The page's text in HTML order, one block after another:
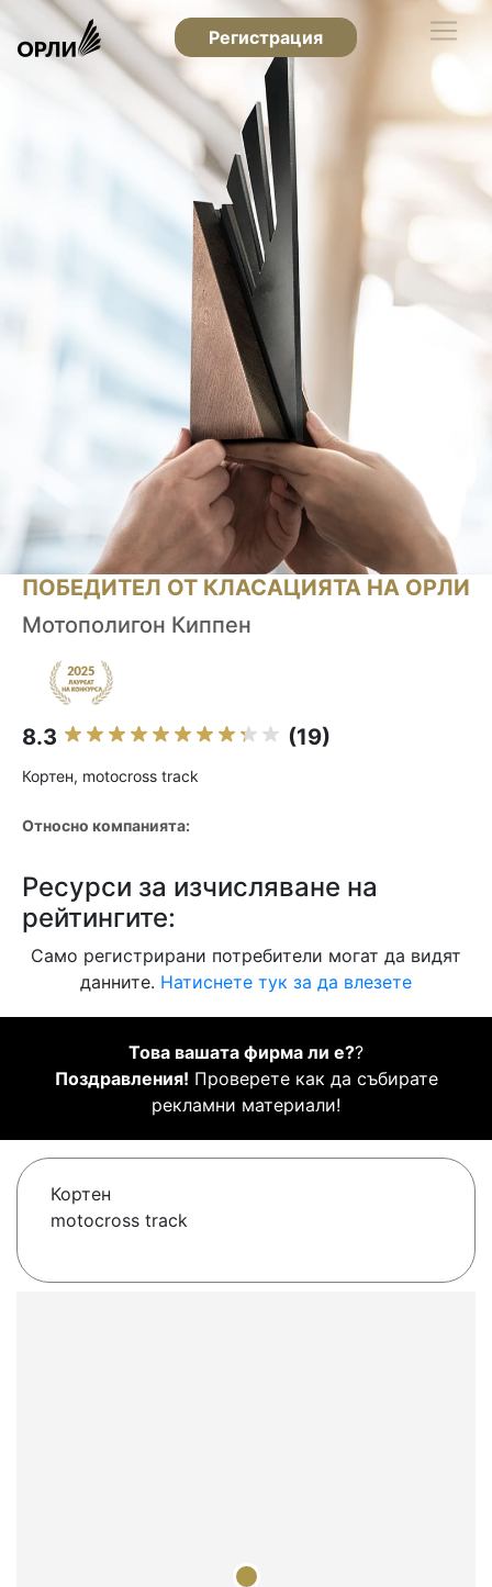
Регистрация
ПОБЕДИТЕЛ ОТ КЛАСАЦИЯТА НА ОРЛИ
Мотополигон Киппен
8.3 (19)
Кортен, motocross track
Относно компанията:
Ресурси за изчисляване на
рейтингите:
Само регистрирани потребители могат да видят
данните. Натиснете тук за да влезете
Това вашата фирма ли е??
Поздравления! Проверете как да събирате
рекламни материали!
Кортен
motocross track